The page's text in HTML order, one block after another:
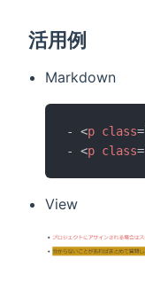
活用例
Markdown
- <p class=
-
<p class=
View